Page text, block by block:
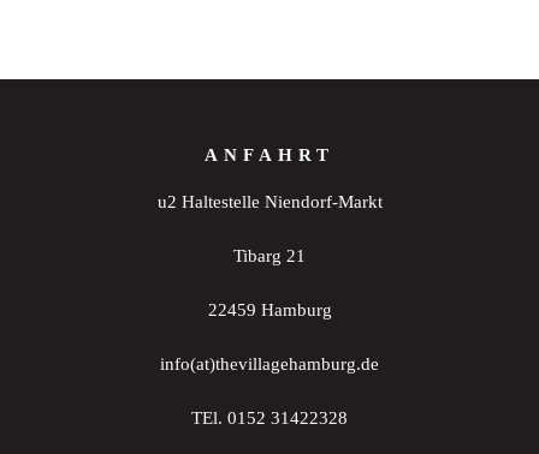
ANFAHRT
u2 Haltestelle Niendorf-Markt
Tibarg 21
22459 Hamburg
info(at)thevillagehamburg.de
TEl. 0152 31422328